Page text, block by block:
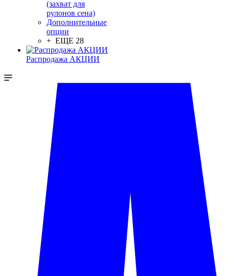
(захват для
рулонов сена)
Дополнительные
опции
+ ЕЩЕ 28
Распродажа АКЦИИ